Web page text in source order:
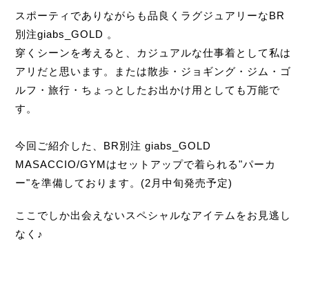
スポーティでありながらも品良くラグジュアリーなBR
別注giabs_GOLD 。
穿くシーンを考えると、カジュアルな仕事着として私は
アリだと思います。または散歩・ジョギング・ジム・ゴ
ルフ・旅行・ちょっとしたお出かけ用としても万能で
す。
今回ご紹介した、BR別注 giabs_GOLD
MASACCIO/GYMはセットアップで着られる"パーカ
ー"を準備しております。(2月中旬発売予定)
ここでしか出会えないスペシャルなアイテムをお見逃し
なく♪